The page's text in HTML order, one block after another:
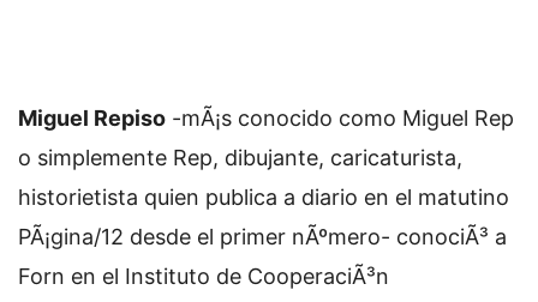
Miguel Repiso -mÃ¡s conocido como Miguel Rep
o simplemente Rep, dibujante, caricaturista,
historietista quien publica a diario en el matutino
PÃ¡gina/12 desde el primer nÃºmero- conociÃ³ a
Forn en el Instituto de CooperaciÃ³n